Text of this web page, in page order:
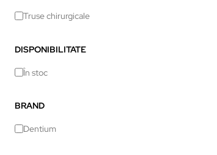
Truse chirurgicale
DISPONIBILITATE
În stoc
BRAND
Dentium